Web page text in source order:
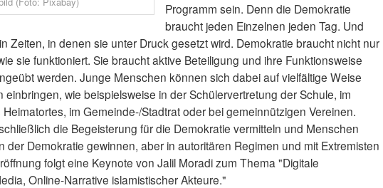
Programm sein. Denn die Demokratie
braucht jeden Einzelnen jeden Tag. Und
Zeiten, in denen sie unter Druck gesetzt wird. Demokratie braucht nicht nur
sie funktioniert. Sie braucht aktive Beteiligung und ihre Funktionsweise
werden. Junge Menschen können sich dabei auf vielfältige Weise
einbringen, wie beispielsweise in der Schülervertretung der Schule, im
im Gemeinde-/Stadtrat oder bei gemeinnützigen Vereinen.
die Begeisterung für die Demokratie vermitteln und Menschen
der Demokratie gewinnen, aber in autoritären Regimen und mit Extremisten
folgt eine Keynote von Jalil Moradi zum Thema "Digitale
Online-Narrative islamistischer Akteure."